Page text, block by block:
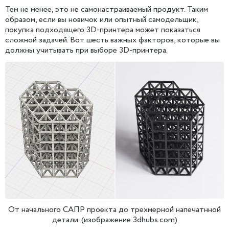
Тем не менее, это не самонастраиваемый продукт. Таким
образом, если вы новичок или опытный самодельщик,
покупка подходящего 3D-принтера может показаться
сложной задачей. Вот шесть важных факторов, которые вы
должны учитывать при выборе 3D-принтера.
От начального САПР проекта до трехмерной напечатнной
детали. (изображение 3dhubs.com)